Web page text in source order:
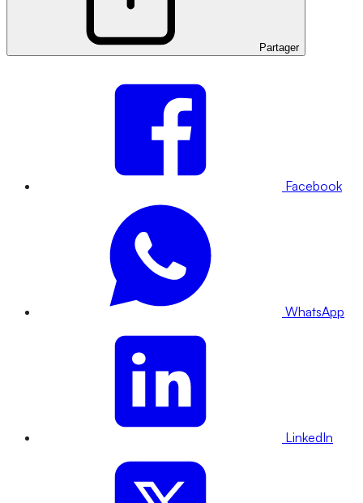
Partager
Facebook
WhatsApp
LinkedIn